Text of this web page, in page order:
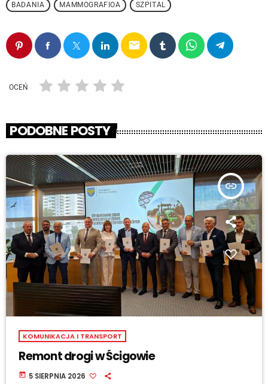
BADANIA MAMMOGRAFIOA SZPITAL
email
OCEŃ
PODOBNE POSTY
insert_link
KOMUNIKACJA I TRANSPORT
Remont drogi w Ścigowie
today 5 SIERPNIA 2026